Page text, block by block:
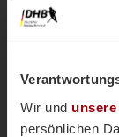
Wir und
persönlichen
Kais
Co-